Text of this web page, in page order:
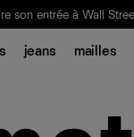
son entrée à Wall
jeans mailles